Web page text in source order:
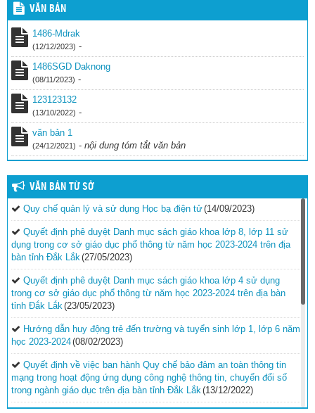
VĂN BẢN
1486-Mdrak
(12/12/2023) -
1486SGD Daknong
(08/11/2023) -
123123132
(13/10/2022) -
văn bản 1
(24/12/2021) - nội dung tóm tắt văn bản
VĂN BẢN TỪ SỞ
Quy chế quản lý và sử dụng Học bạ điện tử(14/09/2023)
Quyết định phê duyệt Danh mục sách giáo khoa lớp 8, lớp 11 sử
dụng trong cơ sở giáo dục phổ thông từ năm học 2023-2024 trên địa
bàn tỉnh Đắk Lắk (27/05/2023)
Quyết định phê duyệt Danh mục sách giáo khoa lớp 4 sử dụng
trong cơ sở giáo dục phổ thông từ năm học 2023-2024 trên địa bàn
tỉnh Đắk Lắk (23/05/2023)
Hướng dẫn huy động trẻ đến trường và tuyển sinh lớp 1, lớp 6 năm
học 2023-2024(08/02/2023)
Quyết định về việc ban hành Quy chế bảo đảm an toàn thông tin
mạng trong hoạt động ứng dụng công nghệ thông tin, chuyển đổi số
trong ngành giáo dục trên địa bàn tỉnh Đắk Lắk (13/12/2022)